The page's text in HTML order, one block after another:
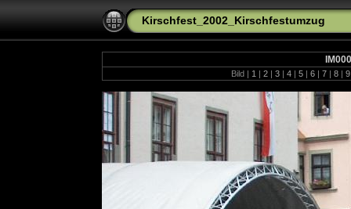
Kirschfest_2002_Kirschfestumzug
Bild | 1 | 2 | 3 | 4 | 5 | 6 | 7 | 8 |